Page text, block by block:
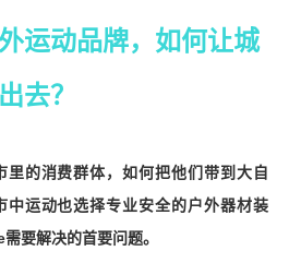
运动品牌，如何让城
去？
里的消费群体，如何把他们带到大自
中运动也选择专业安全的户外器材装
要解决的首要问题。